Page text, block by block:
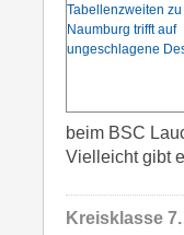
beim BSC
Vielleicht gibt
Kreisklasse